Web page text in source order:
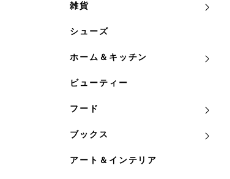
雑貨
シューズ
ホーム＆キッチン
ビューティー
フード
ブックス
アート＆インテリア